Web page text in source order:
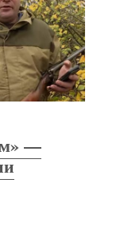
—